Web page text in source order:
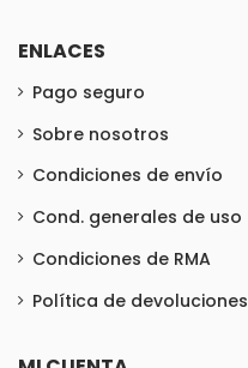
ENLACES
Pago seguro
Sobre nosotros
Condiciones de envío
Cond. generales de uso
Condiciones de RMA
Política de devoluciones